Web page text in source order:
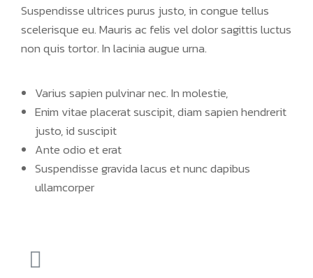
Suspendisse ultrices purus justo, in congue tellus
scelerisque eu. Mauris ac felis vel dolor sagittis luctus
non quis tortor. In lacinia augue urna.
Varius sapien pulvinar nec. In molestie,
Enim vitae placerat suscipit, diam sapien hendrerit
justo, id suscipit
Ante odio et erat
Suspendisse gravida lacus et nunc dapibus
ullamcorper